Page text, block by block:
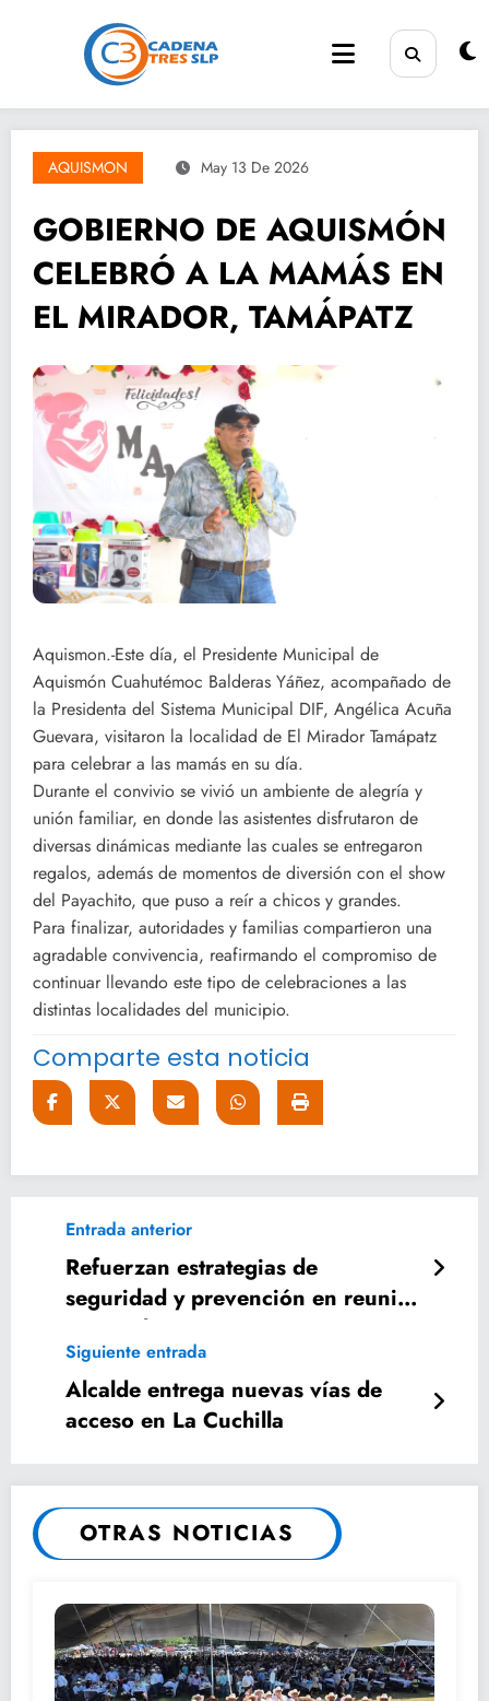
AQUISMON May 13 De 2026
GOBIERNO DE AQUISMÓN
CELEBRÓ A LA MAMÁS EN
EL MIRADOR, TAMÁPATZ
Aquismon.-Este día, el Presidente Municipal de
Aquismón Cuahutémoc Balderas Yáñez, acompañado de
la Presidenta del Sistema Municipal DIF, Angélica Acuña
Guevara, visitaron la localidad de El Mirador Tamápatz
para celebrar a las mamás en su día.
Durante el convivio se vivió un ambiente de alegría y
unión familiar, en donde las asistentes disfrutaron de
diversas dinámicas mediante las cuales se entregaron
regalos, además de momentos de diversión con el show
del Payachito, que puso a reír a chicos y grandes.
Para finalizar, autoridades y familias compartieron una
agradable convivencia, reafirmando el compromiso de
continuar llevando este tipo de celebraciones a las
distintas localidades del municipio.
Comparte esta noticia
Entrada anterior
Refuerzan estrategias de
seguridad y prevención en reunión
mensual: HLM
Siguiente entrada
Alcalde entrega nuevas vías de
acceso en La Cuchilla
OTRAS NOTICIAS